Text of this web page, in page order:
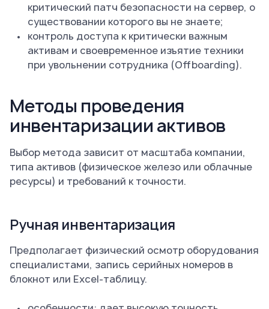
критический патч безопасности на сервер, о
существовании которого вы не знаете;
контроль доступа к критически важным
активам и своевременное изъятие техники
при увольнении сотрудника (Offboarding).
Методы проведения
инвентаризации активов
Выбор метода зависит от масштаба компании,
типа активов (физическое железо или облачные
ресурсы) и требований к точности.
Ручная инвентаризация
Предполагает физический осмотр оборудования
специалистами, запись серийных номеров в
блокнот или Excel-таблицу.